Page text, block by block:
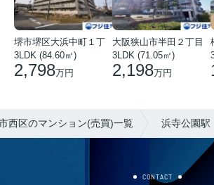
堺市堺区大浜中町１丁
3LDK (84.60㎡)
2,798万円
大阪狭山市半田２丁目
3LDK (71.05㎡)
2,198万円
西区のマンション(売買)一覧 浜寺公園駅
CONTACT